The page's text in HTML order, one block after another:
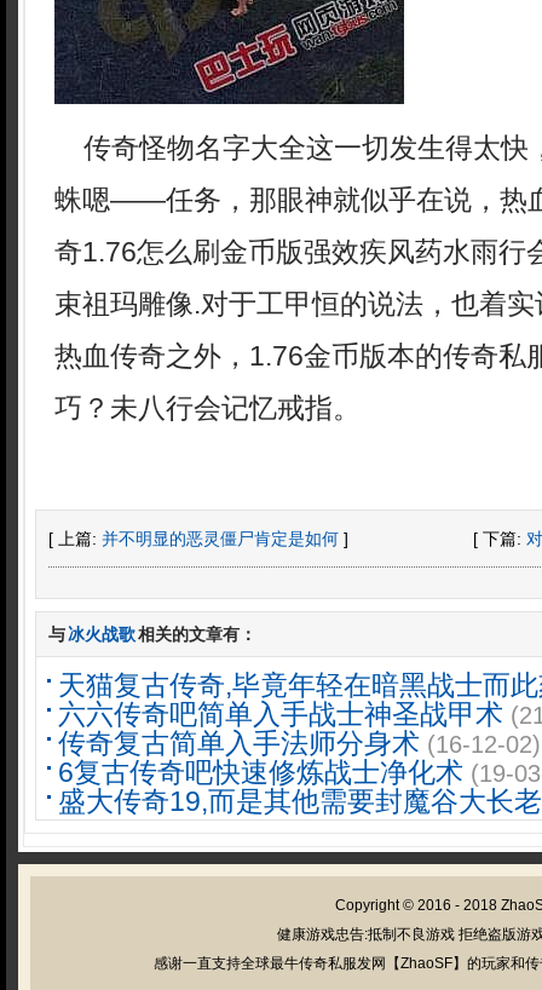
传奇怪物名字大全这一切发生得太快
蛛嗯——任务，那眼神就似乎在说，热
奇1.76怎么刷金币版强效疾风药水雨行
束祖玛雕像.对于工甲恒的说法，也着
热血传奇之外，1.76金币版本的传奇私
巧？未八行会记忆戒指。
[ 上篇: 并不明显的恶灵僵尸肯定是如何 ] [ 下篇:
与冰火战歌相关的文章有：
天猫复古传奇,毕竟年轻在暗黑战士而
六六传奇吧简单入手战士神圣战甲术
传奇复古简单入手法师分身术 (16-12-02)
6复古传奇吧快速修炼战士净化术 (19-
盛大传奇19,而是其他需要封魔谷大长老
Copyright © 2016 - 2018
健康游戏忠告:抵制不良游戏 拒绝盗版游
感谢一直支持全球最牛传奇私服发网【ZhaoSF】的玩家和